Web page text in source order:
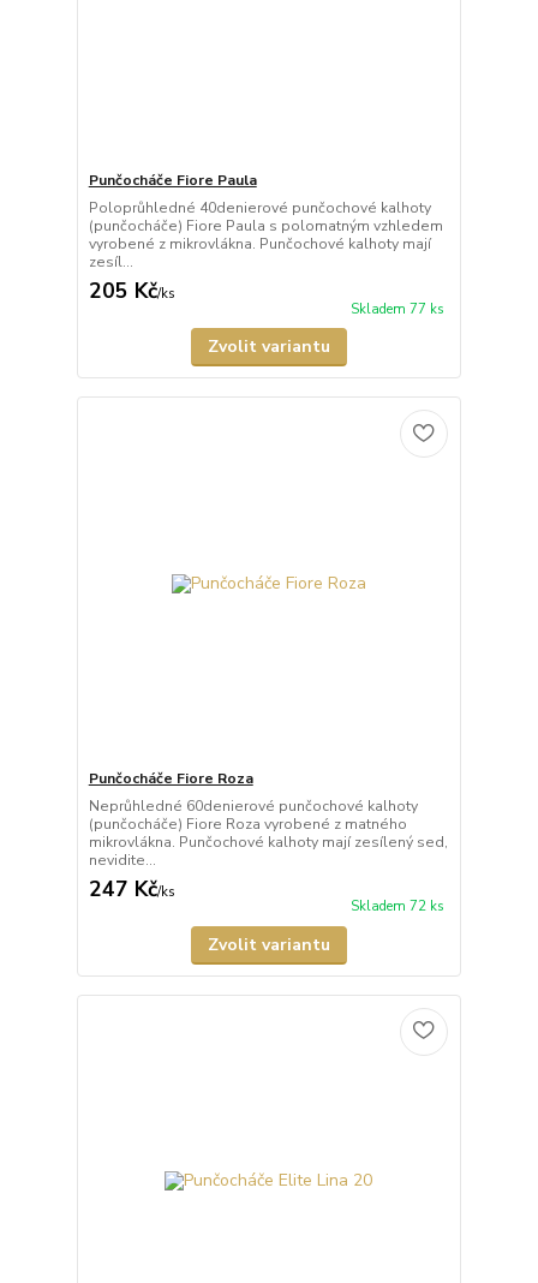
Punčocháče Fiore Paula
Poloprůhledné 40denierové punčochové kalhoty
(punčocháče) Fiore Paula s polomatným vzhledem
vyrobené z mikrovlákna. Punčochové kalhoty mají
zesíl...
205 Kč/ks
Skladem 77 ks
Zvolit variantu
Punčocháče Fiore Roza
Neprůhledné 60denierové punčochové kalhoty
(punčocháče) Fiore Roza vyrobené z matného
mikrovlákna. Punčochové kalhoty mají zesílený sed,
nevidite...
247 Kč/ks
Skladem 72 ks
Zvolit variantu